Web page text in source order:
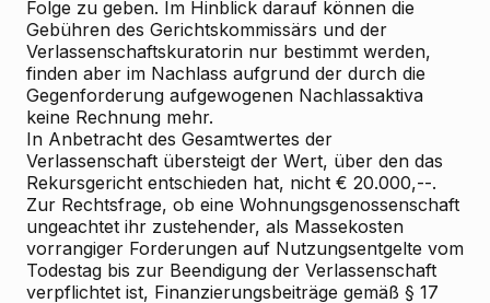
Folge zu geben. Im Hinblick darauf können die
Gebühren des Gerichtskommissärs und der
Verlassenschaftskuratorin nur bestimmt werden,
finden aber im Nachlass aufgrund der durch die
Gegenforderung aufgewogenen Nachlassaktiva
keine Rechnung mehr.
In Anbetracht des Gesamtwertes der
Verlassenschaft übersteigt der Wert, über den das
Rekursgericht entschieden hat, nicht € 20.000,--.
Zur Rechtsfrage, ob eine Wohnungsgenossenschaft
ungeachtet ihr zustehender, als Massekosten
vorrangiger Forderungen auf Nutzungsentgelte vom
Todestag bis zur Beendigung der Verlassenschaft
verpflichtet ist, Finanzierungsbeiträge gemäß § 17